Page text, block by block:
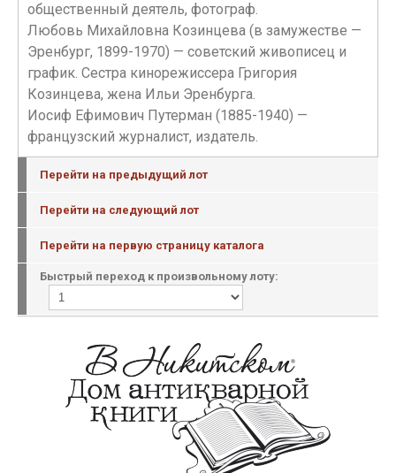
общественный деятель, фотограф.
Любовь Михайловна Козинцева (в замужестве —
Эренбург, 1899-1970) — советский живописец и
график. Сестра кинорежиссера Григория
Козинцева, жена Ильи Эренбурга.
Иосиф Ефимович Путерман (1885-1940) —
французский журналист, издатель.
Перейти на предыдущий лот
Перейти на следующий лот
Перейти на первую страницу каталога
Быстрый переход к произвольному лоту: